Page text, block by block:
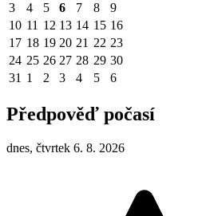
3
4 5 6 7 8
9
10 11 12 13 14 15 16
17 18 19 20 21 22 23
24 25 26 27 28 29 30
31 1 2 3 4 5 6
Předpověď počasí
dnes, čtvrtek 6. 8. 2026